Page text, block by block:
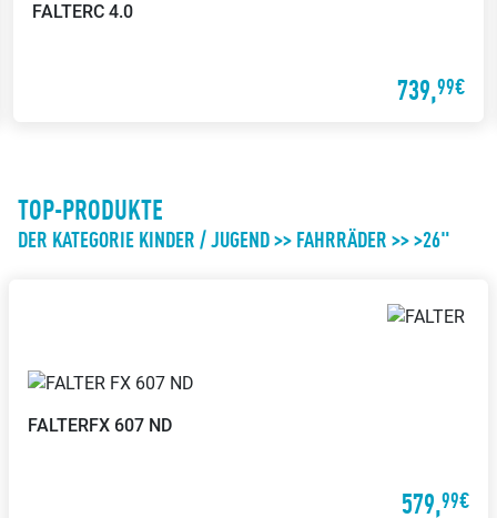
FALTERC 4.0
739,99€
TOP-PRODUKTE
DER KATEGORIE KINDER / JUGEND >> FAHRRÄDER >> >26"
FALTERFX 607 ND
579,99€